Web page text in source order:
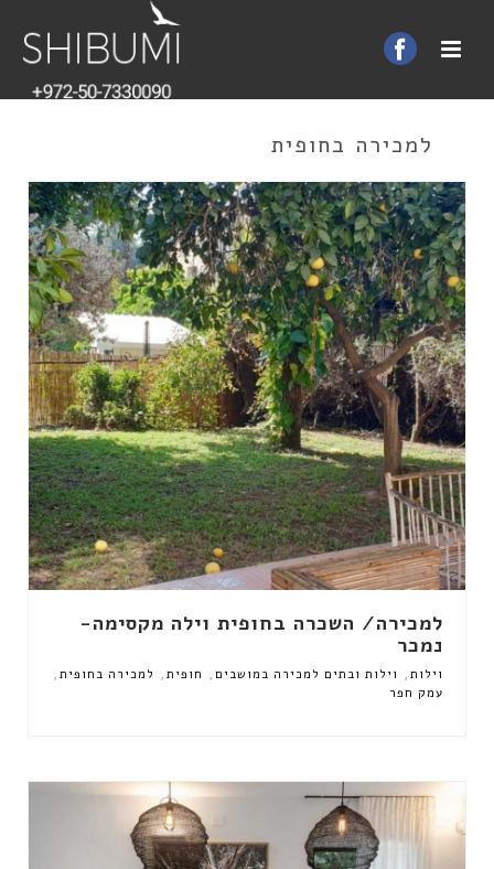
למכירה בחופית
למכירה/ השכרה בחופית וילה מקסימה-
נמכר
וילות , וילות ובתים למכירה במושבים , חופית , למכירה בחופית ,
עמק חפר